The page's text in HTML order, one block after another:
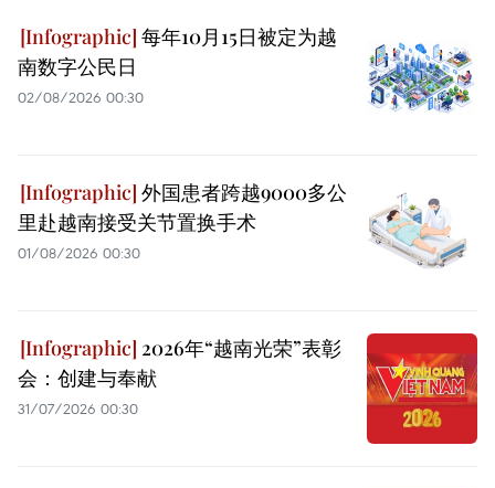
每年10月15日被定为越
南数字公民日
02/08/2026 00:30
外国患者跨越9000多公
里赴越南接受关节置换手术
01/08/2026 00:30
2026年“越南光荣”表彰
会：创建与奉献
31/07/2026 00:30